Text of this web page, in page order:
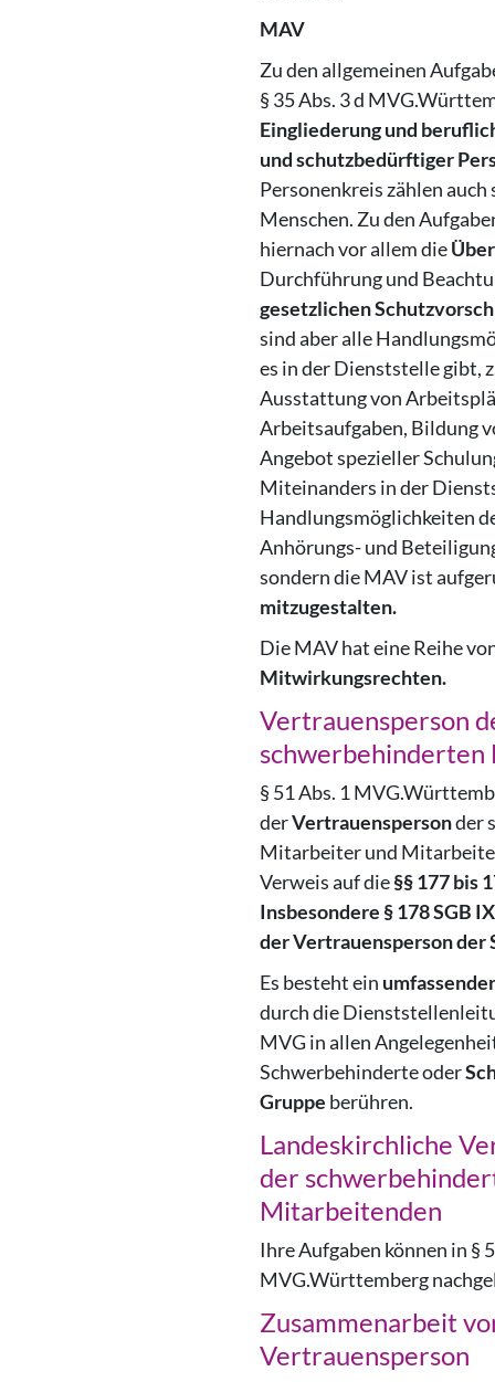
MAV
Zu den allgemeinen
§ 35 Abs. 3 d
Eingliederung und
und schutzbedürftiger
Personenkreis zählen
Menschen. Zu den
hiernach vor allem die
Durchführung und
gesetzlichen
sind aber alle
es in der Dienststelle gibt,
Ausstattung von
Arbeitsaufgaben, Bildung
Angebot spezieller
Miteinanders in der
Handlungsmöglichkeiten
Anhörungs- und
sondern die MAV ist
mitzugestalten.
Die MAV hat eine Reihe
Mitwirkungsrechten.
Vertrauensperson
§ 51 Abs. 1
derVertrauenspersonder
Mitarbeiter und
Verweis auf die§§ 177 bis
Insbesondere § 178 SGB
der Vertrauensperson
Es besteht ein
durch die
MVG in allen
Schwerbehinderte oder
Gruppe berühren.
Landeskirchliche
der
Mitarbeitenden
Ihre Aufgaben können in §
MVG.Württemberg
Zusammenarbeit
Vertrauensperson